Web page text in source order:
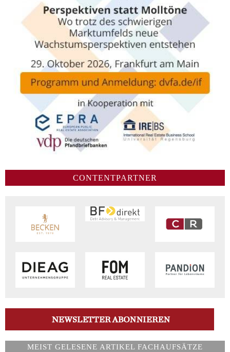
CONTENTPARTNER
MEIST GELESENE ARTIKEL FACHAUFSÄTZE